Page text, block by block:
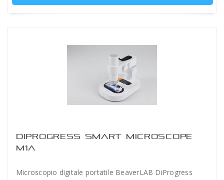
DIPROGRESS SMART MICROSCOPE
M1A
Microscopio digitale portatile BeaverLAB DiProgress